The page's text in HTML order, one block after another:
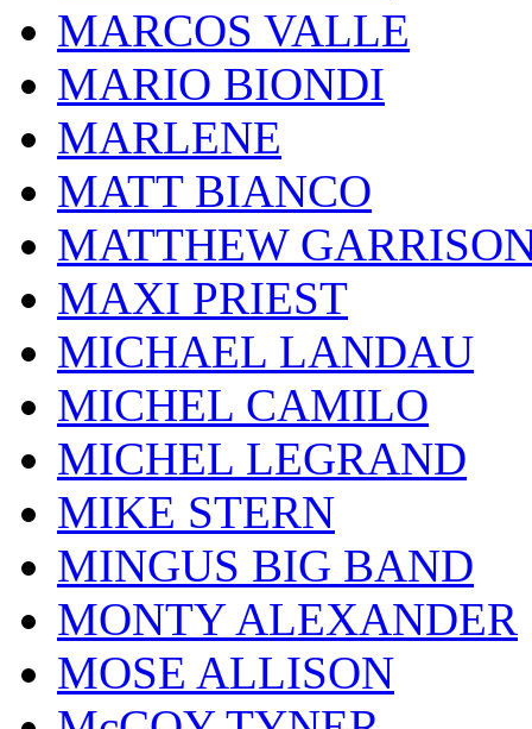
MARCOS VALLE
MARIO BIONDI
MARLENE
MATT BIANCO
MATTHEW
MAXI PRIEST
MICHAEL LANDAU
MICHEL CAMILO
MICHEL LEGRAND
MIKE STERN
MINGUS BIG BAND
MONTY ALEXANDER
MOSE ALLISON